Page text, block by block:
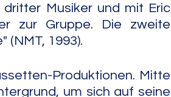
Musiker und mit Eric
zur Gruppe. Die zweite
(NMT, 1993).
Produktionen. Mitte
um sich auf seine